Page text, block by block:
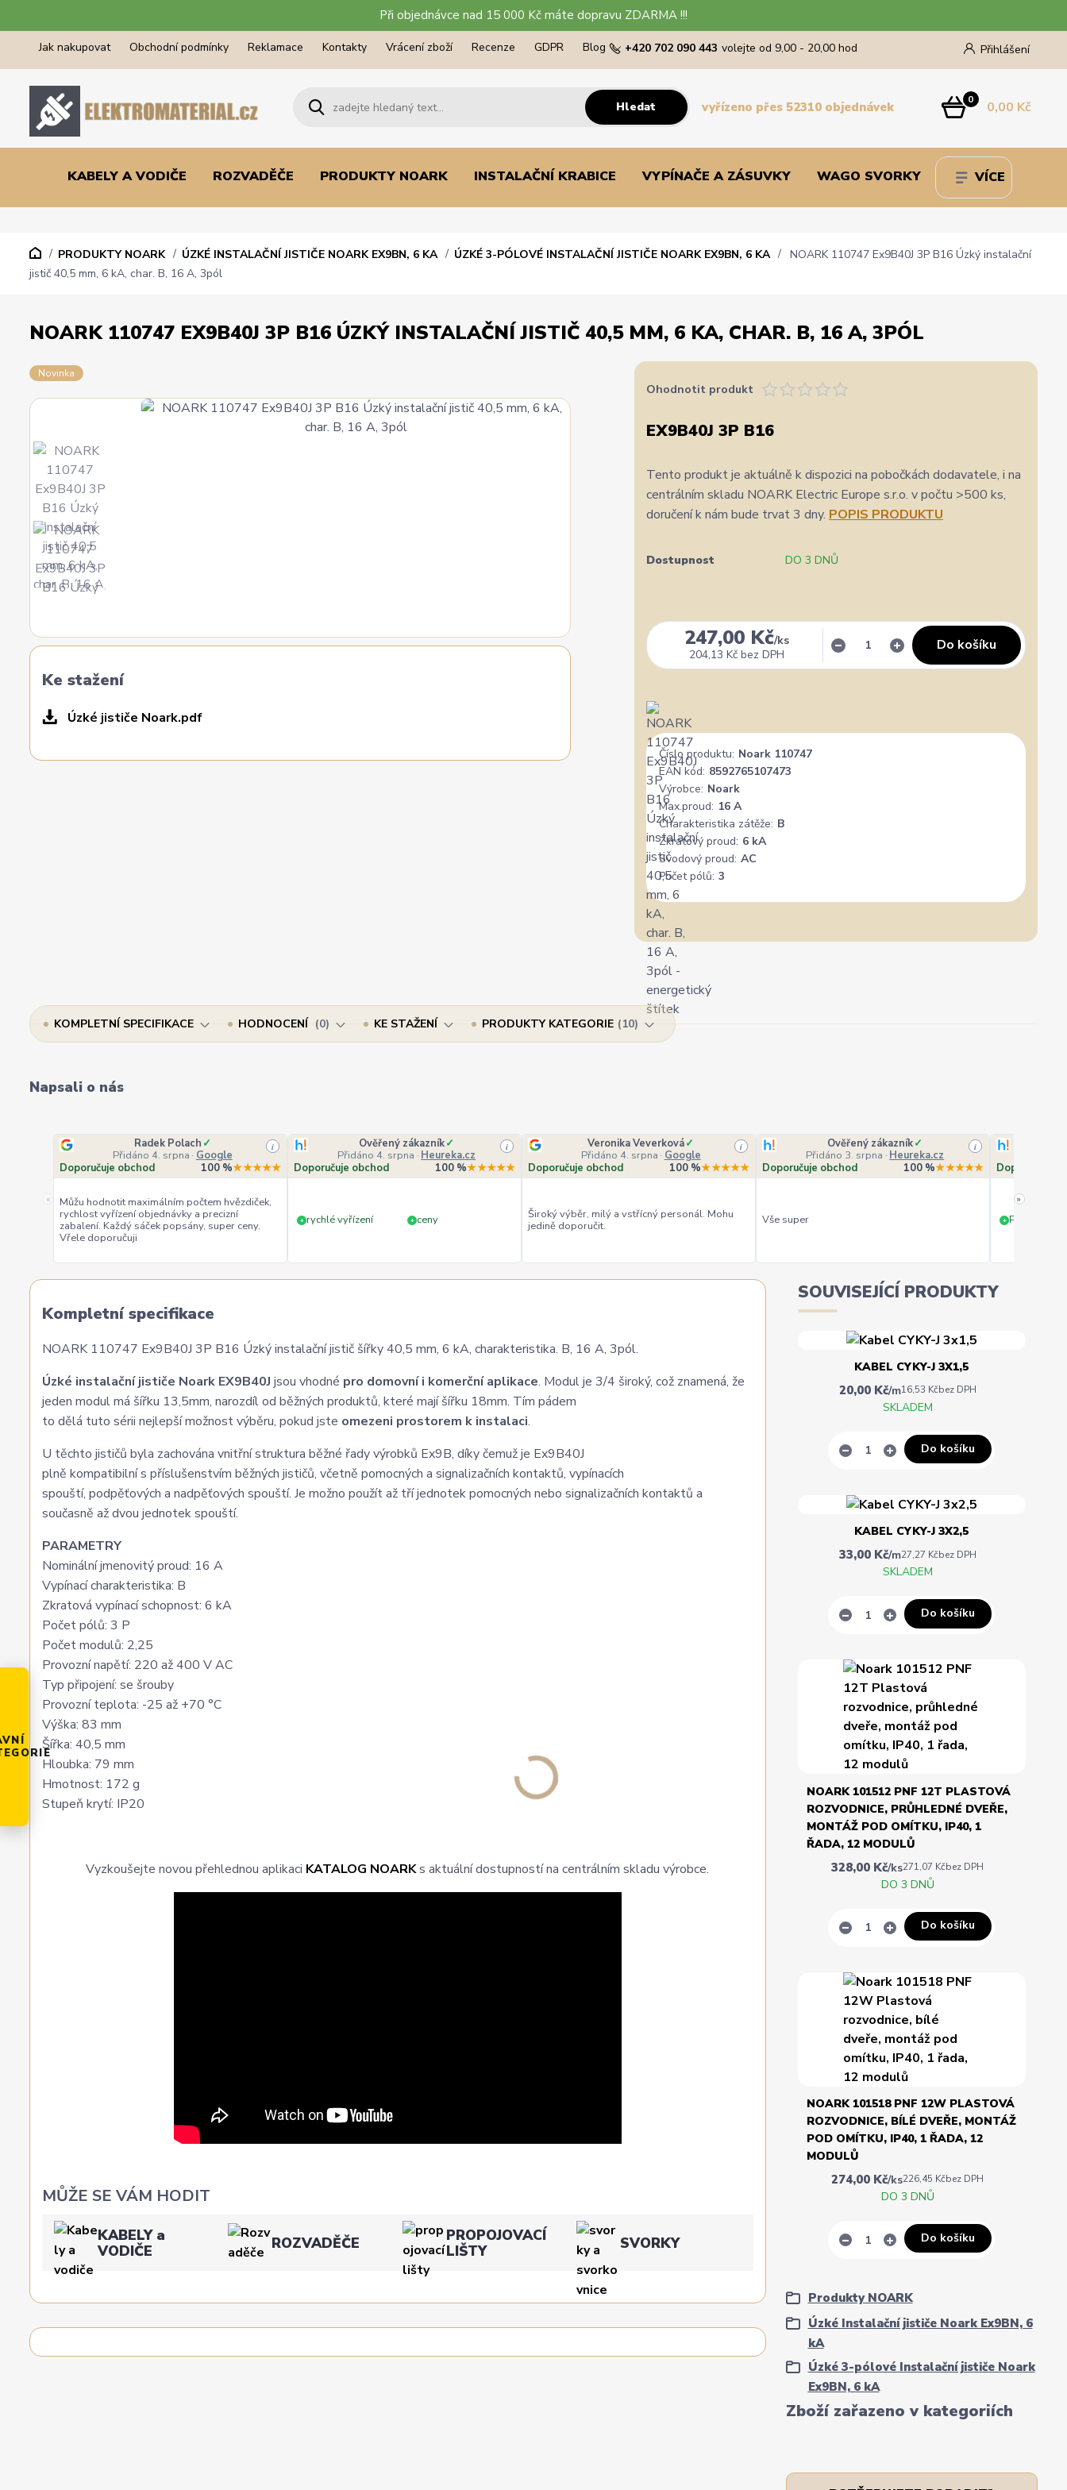
Při objednávce nad 15 000 Kč máte dopravu ZDARMA !!!
Jak nakupovat Obchodní podmínky Reklamace Kontakty Vrácení zboží Recenze GDPR Blog Přihlášení
Hledat
+420 702 090 443 volejte od 9,00 - 20,00 hod
0 0,00 Kč
vyřízeno přes 52310 objednávek
KABELY A VODIČE ROZVADĚČE PRODUKTY NOARK INSTALAČNÍ KRABICE VYPÍNAČE A ZÁSUVKY WAGO SVORKY VÍCE
PRODUKTY NOARK ÚZKÉ INSTALAČNÍ JISTIČE NOARK EX9BN, 6 KA ÚZKÉ 3-PÓLOVÉ INSTALAČNÍ JISTIČE NOARK EX9BN, 6 KA
NOARK 110747 Ex9B40J 3P B16 Úzký instalační
jistič 40,5 mm, 6 kA, char. B, 16 A, 3pól
NOARK 110747 EX9B40J 3P B16 ÚZKÝ INSTALAČNÍ JISTIČ 40,5 MM, 6 KA, CHAR. B, 16 A, 3PÓL
Novinka
Ke stažení
Úzké jističe Noark.pdf
Ohodnotit produkt
EX9B40J 3P B16
Tento produkt je aktuálně k dispozici na pobočkách dodavatele, i na
centrálním skladu NOARK Electric Europe s.r.o. v počtu >500 ks,
doručení k nám bude trvat 3 dny. POPIS PRODUKTU
Dostupnost DO 3 DNŮ
247,00 Kč/ks
204,13 Kč bez DPH
Do košíku
Číslo produktu: Noark 110747
EAN kód: 8592765107473
Výrobce: Noark
Max.proud: 16 A
Charakteristika zátěže: B
Zkratový proud: 6 kA
Svodový proud: AC
Počet pólů: 3
KOMPLETNÍ SPECIFIKACE HODNOCENÍ 0 KE STAŽENÍ PRODUKTY KATEGORIE 10
Napsali o nás
«
Radek Polach ✓
Přidáno 4. srpna · Google
i
Doporučuje obchod 100 %★★★★★
Můžu hodnotit maximálním počtem hvězdiček,
rychlost vyřízení objednávky a precizní
zabalení. Každý sáček popsány, super ceny.
Vřele doporučuji
Ověřený zákazník✓
Přidáno 4. srpna · Heureka.cz
i
Doporučuje obchod 100 %★★★★★
+ rychlé vyřízení + ceny
Veronika Veverková✓
Přidáno 4. srpna · Google
i
Doporučuje obchod 100 %★★★★★
Široký výběr, milý a vstřícný personál. Mohu
jedině doporučit.
Ověřený zákazník✓
Přidáno 3. srpna · Heureka.cz
i
Doporučuje obchod 100 %★★★★★
Vše super
Doporučuje
+ PERFEKTNÍ
»
Kompletní specifikace
NOARK 110747 Ex9B40J 3P B16 Úzký instalační jistič šířky 40,5 mm, 6 kA, charakteristika. B, 16 A, 3pól.
Úzké instalační jističe Noark EX9B40J jsou vhodné pro domovní i komerční aplikace. Modul je 3/4 široký, což znamená, že
jeden modul má šířku 13,5mm, narozdíl od běžných produktů, které mají šířku 18mm. Tím pádem
to dělá tuto sérii nejlepší možnost výběru, pokud jste omezeni prostorem k instalaci.
U těchto jističů byla zachována vnitřní struktura běžné řady výrobků Ex9B, díky čemuž je Ex9B40J
plně kompatibilní s příslušenstvím běžných jističů, včetně pomocných a signalizačních kontaktů, vypínacích
spouští, podpěťových a nadpěťových spouští. Je možno použít až tří jednotek pomocných nebo signalizačních kontaktů a
současně až dvou jednotek spouští.
PARAMETRY
Nominální jmenovitý proud: 16 A
Vypínací charakteristika: B
Zkratová vypínací schopnost: 6 kA
Počet pólů: 3 P
Počet modulů: 2,25
Provozní napětí: 220 až 400 V AC
Typ připojení: se šrouby
Provozní teplota: -25 až +70 °C
Výška: 83 mm
Šířka: 40,5 mm
Hloubka: 79 mm
Hmotnost: 172 g
Stupeň krytí: IP20
Vyzkoušejte novou přehlednou aplikaci KATALOG NOARKs aktuální dostupností na centrálním skladu výrobce.
MŮŽE SE VÁM HODIT
KABELY a
VODIČE
ROZVADĚČE
PROPOJOVACÍ
LIŠTY
SVORKY
Zboží zařazeno v kategoriích
Produkty NOARK
Úzké Instalační jističe Noark Ex9BN, 6
kA
Úzké 3-pólové Instalační jističe Noark
Ex9BN, 6 kA
SOUVISEJÍCÍ PRODUKTY
KABEL CYKY-J 3X1,5
20,00 Kč/m16,53 Kčbez DPH
SKLADEM
Do košíku
KABEL CYKY-J 3X2,5
33,00 Kč/m27,27 Kčbez DPH
SKLADEM
Do košíku
NOARK 101512 PNF 12T PLASTOVÁ
ROZVODNICE, PRŮHLEDNÉ DVEŘE,
MONTÁŽ POD OMÍTKU, IP40, 1
ŘADA, 12 MODULŮ
328,00 Kč/ks271,07 Kčbez DPH
DO 3 DNŮ
Do košíku
NOARK 101518 PNF 12W PLASTOVÁ
ROZVODNICE, BÍLÉ DVEŘE, MONTÁŽ
POD OMÍTKU, IP40, 1 ŘADA, 12
MODULŮ
274,00 Kč/ks226,45 Kčbez DPH
DO 3 DNŮ
Do košíku